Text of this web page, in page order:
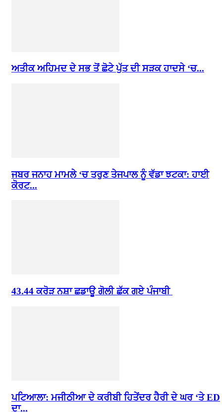
ਅਤੀਕ ਅਹਿਮਦ ਦੇ ਸਭ ਤੋਂ ਛੋਟੇ ਪੁੱਤ ਦੀ ਸੜਕ ਹਾਦਸੇ ‘ਚ...
ਜਬਰ ਜਨਾਹ ਮਾਮਲੇ ‘ਚ ਤਰੁਣ ਤੇਜਪਾਲ ਨੂੰ ਵੱਡਾ ਝਟਕਾ: ਹਾਈ
ਕੋਰਟ...
43.44 ਕਰੋੜ ਨਸ਼ਾ ਛਡਾਊ ਗੋਲੀ ਛੱਕ ਗਏ ਪੰਜਾਬੀ
ਪਟਿਆਲਾ: ਮਜੀਠੀਆ ਦੇ ਕਰੀਬੀ ਹਿਤੇਂਦਰ ਹੈਰੀ ਦੇ ਘਰ ‘ਤੇ ED
ਦਾ...